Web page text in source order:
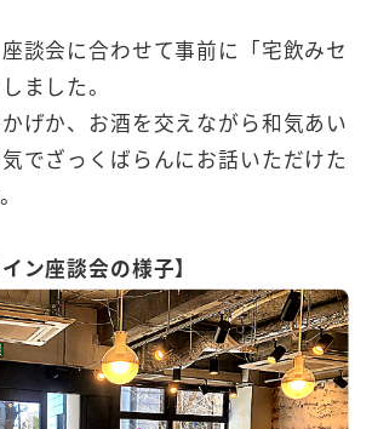
談会に合わせて事前に「宅飲みセ
ました。
げか、お酒を交えながら和気あい
でざっくばらんにお話いただけた
ン座談会の様子】